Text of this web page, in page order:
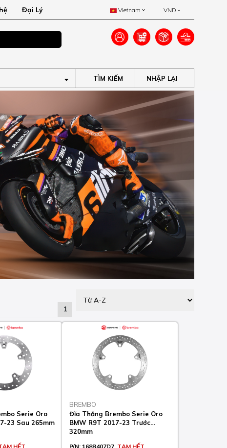
Đại Lý Vietnam VND
TÌM KIẾM
1
Serie Oro
23 Sau 265mm
HẾT
BREMBO
Đĩa Thắng Brembo Serie Oro
BMW R9T 2017-23 Trước
320mm
P/N: 168B407D7 TẠM HẾT